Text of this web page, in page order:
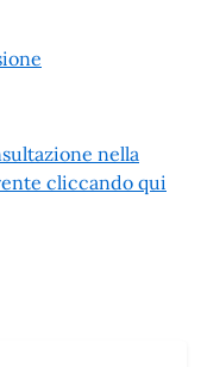
nella
cliccando qui